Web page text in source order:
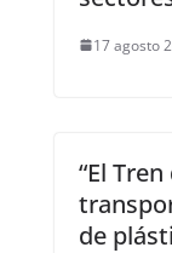
17 agosto
“El
de